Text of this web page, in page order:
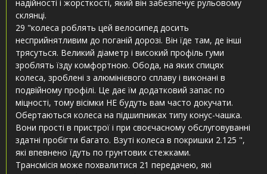
надійності і жорсткості, який він забезпечує рульовому
склянці.
29 "колеса роблять цей велосипед досить
несприйнятливим до поганій дорозі. Він їде там, де інші
трясуться. Великий діаметр і високий профіль гуми
зроблять їзду комфортною. Обода, на яких спицях
колеса, зроблені з алюмінієвого сплаву і виконані в
подвійному профілі. Це дає їм додатковий запас по
міцності, тому вісімки НЕ будуть вам часто докучати. ​​
Обертаються колеса на підшипниках типу конус-чашка.
Вони прості в пристрої і при своєчасному обслуговуванні
здатні пробігти багато. Взуті колеса в покришки 2.125 ",
які впевнено їдуть по грунтових стежками.
Трансмісія може похвалитися 21 передачею, які